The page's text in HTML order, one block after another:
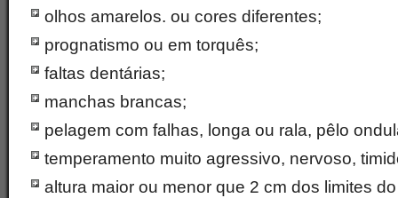
olhos amarelos. ou cores diferentes;
prognatismo ou em torquês;
faltas dentárias;
manchas brancas;
pelagem com falhas, longa ou rala, pêlo
temperamento muito agressivo, nervoso,
altura maior ou menor que 2 cm dos limites